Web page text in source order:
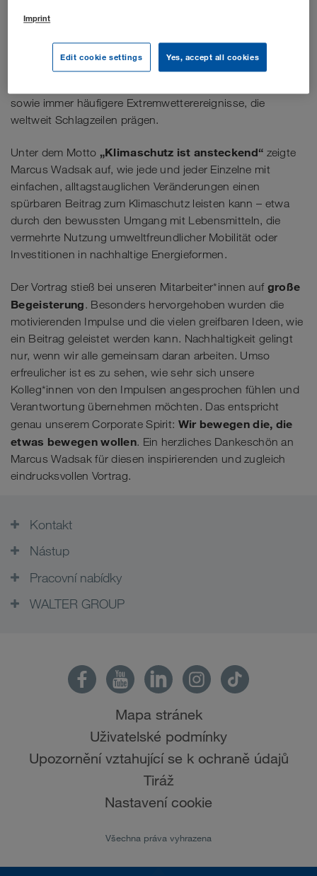
der WALTER GROUP sprach er über Entwicklungen, die
uns alle betreffen: Hitze-Sommer und
sowie immer häufigere Extremwetterereignisse, die
weltweit Schlagzeilen prägen.
Unter dem Motto „Klimaschutz ist ansteckend“ zeigte
Marcus Wadsak auf, wie jede und jeder Einzelne mit
einfachen, alltagstauglichen Veränderungen einen
spürbaren Beitrag zum Klimaschutz leisten kann – etwa
durch den bewussten Umgang mit Lebensmitteln, die
vermehrte Nutzung umweltfreundlicher Mobilität oder
Investitionen in nachhaltige Energieformen.
Der Vortrag stieß bei unseren Mitarbeiter*innen auf große
Begeisterung. Besonders hervorgehoben wurden die
motivierenden Impulse und die vielen greifbaren Ideen, wie
ein Beitrag geleistet werden kann. Nachhaltigkeit gelingt
nur, wenn wir alle gemeinsam daran arbeiten. Umso
erfreulicher ist es zu sehen, wie sehr sich unsere
Kolleg*innen von den Impulsen angesprochen fühlen und
Verantwortung übernehmen möchten. Das entspricht
genau unserem Corporate Spirit: Wir bewegen die, die
etwas bewegen wollen. Ein herzliches Dankeschön an
Marcus Wadsak für diesen inspirierenden und zugleich
eindrucksvollen Vortrag.
Kontakt
Nástup
Pracovní nabídky
WALTER GROUP
Mapa stránek
Uživatelské podmínky
Upozornění vztahující se k ochraně údajů
Tiráž
Nastavení cookie
Všechna práva vyhrazena
Imprint
Edit cookie settings Yes, accept all cookies